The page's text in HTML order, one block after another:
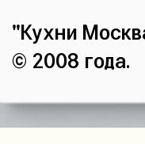
"Кухни
© 2008 года.